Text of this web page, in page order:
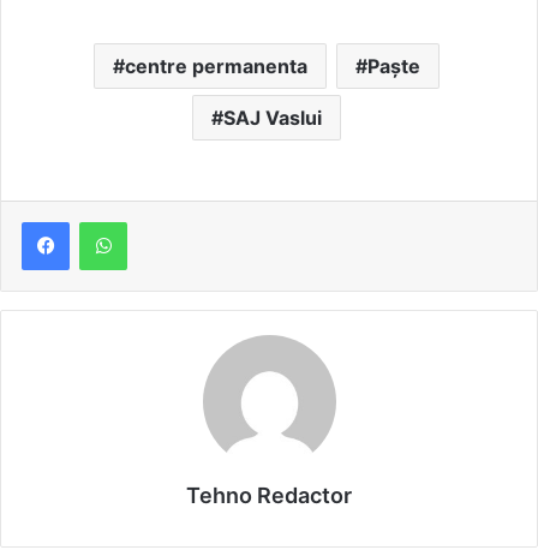
centre permanenta Paște
SAJ Vaslui
Tehno Redactor